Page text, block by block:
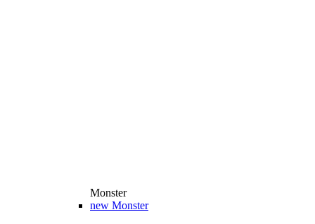
Monster
new Monster